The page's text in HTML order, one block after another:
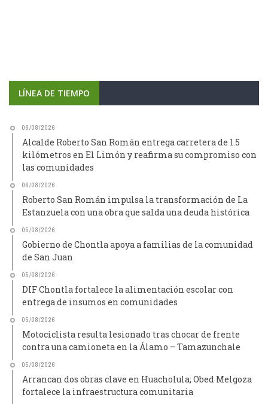
LÍNEA DE TIEMPO
06/08/2026
Alcalde Roberto San Román entrega carretera de 1.5
kilómetros en El Limón y reafirma su compromiso con
las comunidades
06/08/2026
Roberto San Román impulsa la transformación de La
Estanzuela con una obra que salda una deuda histórica
05/08/2026
Gobierno de Chontla apoya a familias de la comunidad
de San Juan
05/08/2026
DIF Chontla fortalece la alimentación escolar con
entrega de insumos en comunidades
05/08/2026
Motociclista resulta lesionado tras chocar de frente
contra una camioneta en la Álamo – Tamazunchale
05/08/2026
Arrancan dos obras clave en Huacholula; Obed Melgoza
fortalece la infraestructura comunitaria